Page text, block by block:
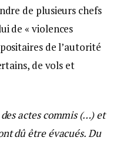
de plusieurs chefs
de « violences
de l’autorité
de vols et
actes commis (…) et
dû être évacués. Du